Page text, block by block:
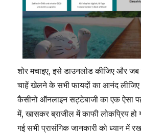
शोर मचाइए, इसे डाउनलोड कीजिए और
चाहें खेलने के सभी फायदों का आनंद
कैसीनो ऑनलाइन सट्टेबाजी का एक ऐसा
में, खासकर ब्राजील में काफी लोकप्रिय हो
गई सभी प्रासंगिक जानकारी को ध्यान में